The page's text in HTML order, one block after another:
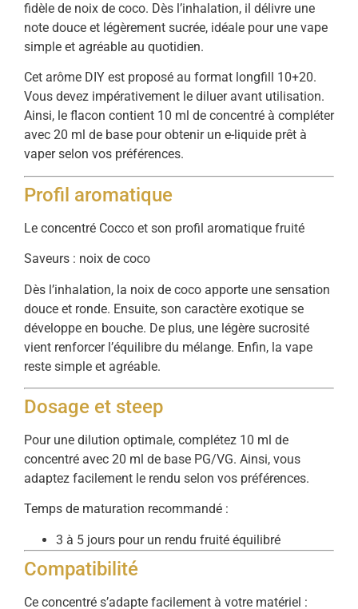
fidèle de noix de coco. Dès l’inhalation, il délivre une
note douce et légèrement sucrée, idéale pour une vape
simple et agréable au quotidien.
Cet arôme DIY est proposé au format longfill 10+20.
Vous devez impérativement le diluer avant utilisation.
Ainsi, le flacon contient 10 ml de concentré à compléter
avec 20 ml de base pour obtenir un e-liquide prêt à
vaper selon vos préférences.
Profil aromatique
Le concentré Cocco et son profil aromatique fruité
Saveurs : noix de coco
Dès l’inhalation, la noix de coco apporte une sensation
douce et ronde. Ensuite, son caractère exotique se
développe en bouche. De plus, une légère sucrosité
vient renforcer l’équilibre du mélange. Enfin, la vape
reste simple et agréable.
Dosage et steep
Pour une dilution optimale, complétez 10 ml de
concentré avec 20 ml de base PG/VG. Ainsi, vous
adaptez facilement le rendu selon vos préférences.
Temps de maturation recommandé :
3 à 5 jours pour un rendu fruité équilibré
Compatibilité
Ce concentré s’adapte facilement à votre matériel :